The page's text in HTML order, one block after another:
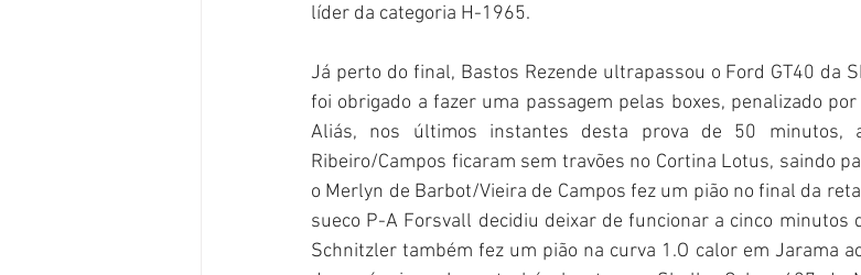
líder da categoria H-1965.
Já perto do final, Bastos Rezende ultrapassou o Ford GT40 da
foi obrigado a fazer uma passagem pelas boxes, penalizado
Aliás, nos últimos instantes desta prova de 50 minutos,
Ribeiro/Campos ficaram sem travões no Cortina Lotus, saindo
o Merlyn de Barbot/Vieira de Campos fez um pião no final da
sueco P-A Forsvall decidiu deixar de funcionar a cinco minutos
Schnitzler também fez um pião na curva 1.O calor em Jarama